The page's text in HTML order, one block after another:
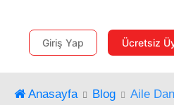
Giriş Yap Ücretsiz
Anasayfa Blog Aile